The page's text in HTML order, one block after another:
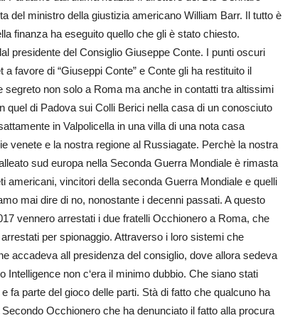
del ministro della giustizia americano Wil­liam Barr. Il tutto è
finanza ha eseguito quello che gli è stato chiesto.
presidente del Consiglio Giuseppe Conte. I punti oscuri
favore di “Giuseppi Conte” e Conte gli ha restituito il
non solo a Roma ma anche in contatti tra altissimi
quel di Padova sui Colli Berici nella casa di un conosciuto
in Valpolicella in una villa di una nota casa
venete e la nostra regione al Rus­siagate. Perchè la nostra
sud europa nella Seconda Guerra Mondiale è rimasta
americani, vincitori della seconda Guerra Mondiale e quelli
mai dire di no, nonostante i decenni passati. A questo
vennero arrestati i due fratelli Occhionero a Roma, che
per spionaggio. Attraverso i loro sistemi che
accadeva all presidenza del consiglio, dove allora sedeva
Intelligence non c‘era il minimo dubbio. Che siano stati
fa parte del gioco delle parti. Stà di fatto che qualcuno ha
Occhio­nero che ha denunciato il fatto alla procura